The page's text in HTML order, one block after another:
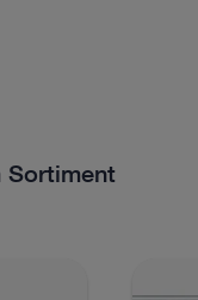
Sortiment